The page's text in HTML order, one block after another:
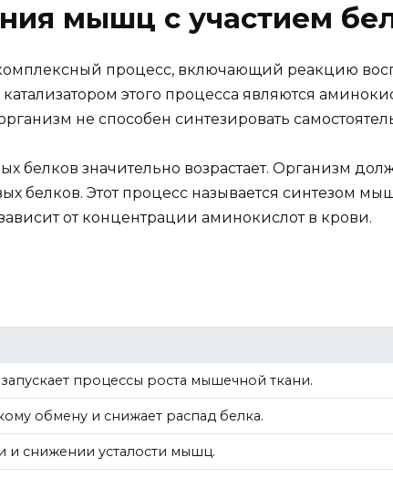
мышц с участием
процесс, включающий реакцию
этого процесса являются
не способен синтезировать
значительно возрастает. Организм
белков. Этот процесс называется синтезом
от концентрации аминокислот в крови.
процессы роста мышечной ткани.
обмену и снижает распад белка.
и снижении усталости мышц.